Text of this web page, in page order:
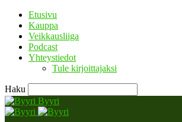
Etusivu
Kauppa
Veikkausliiga
Podcast
Yhteystiedot
Tule kirjoittajaksi
Haku
Byyri